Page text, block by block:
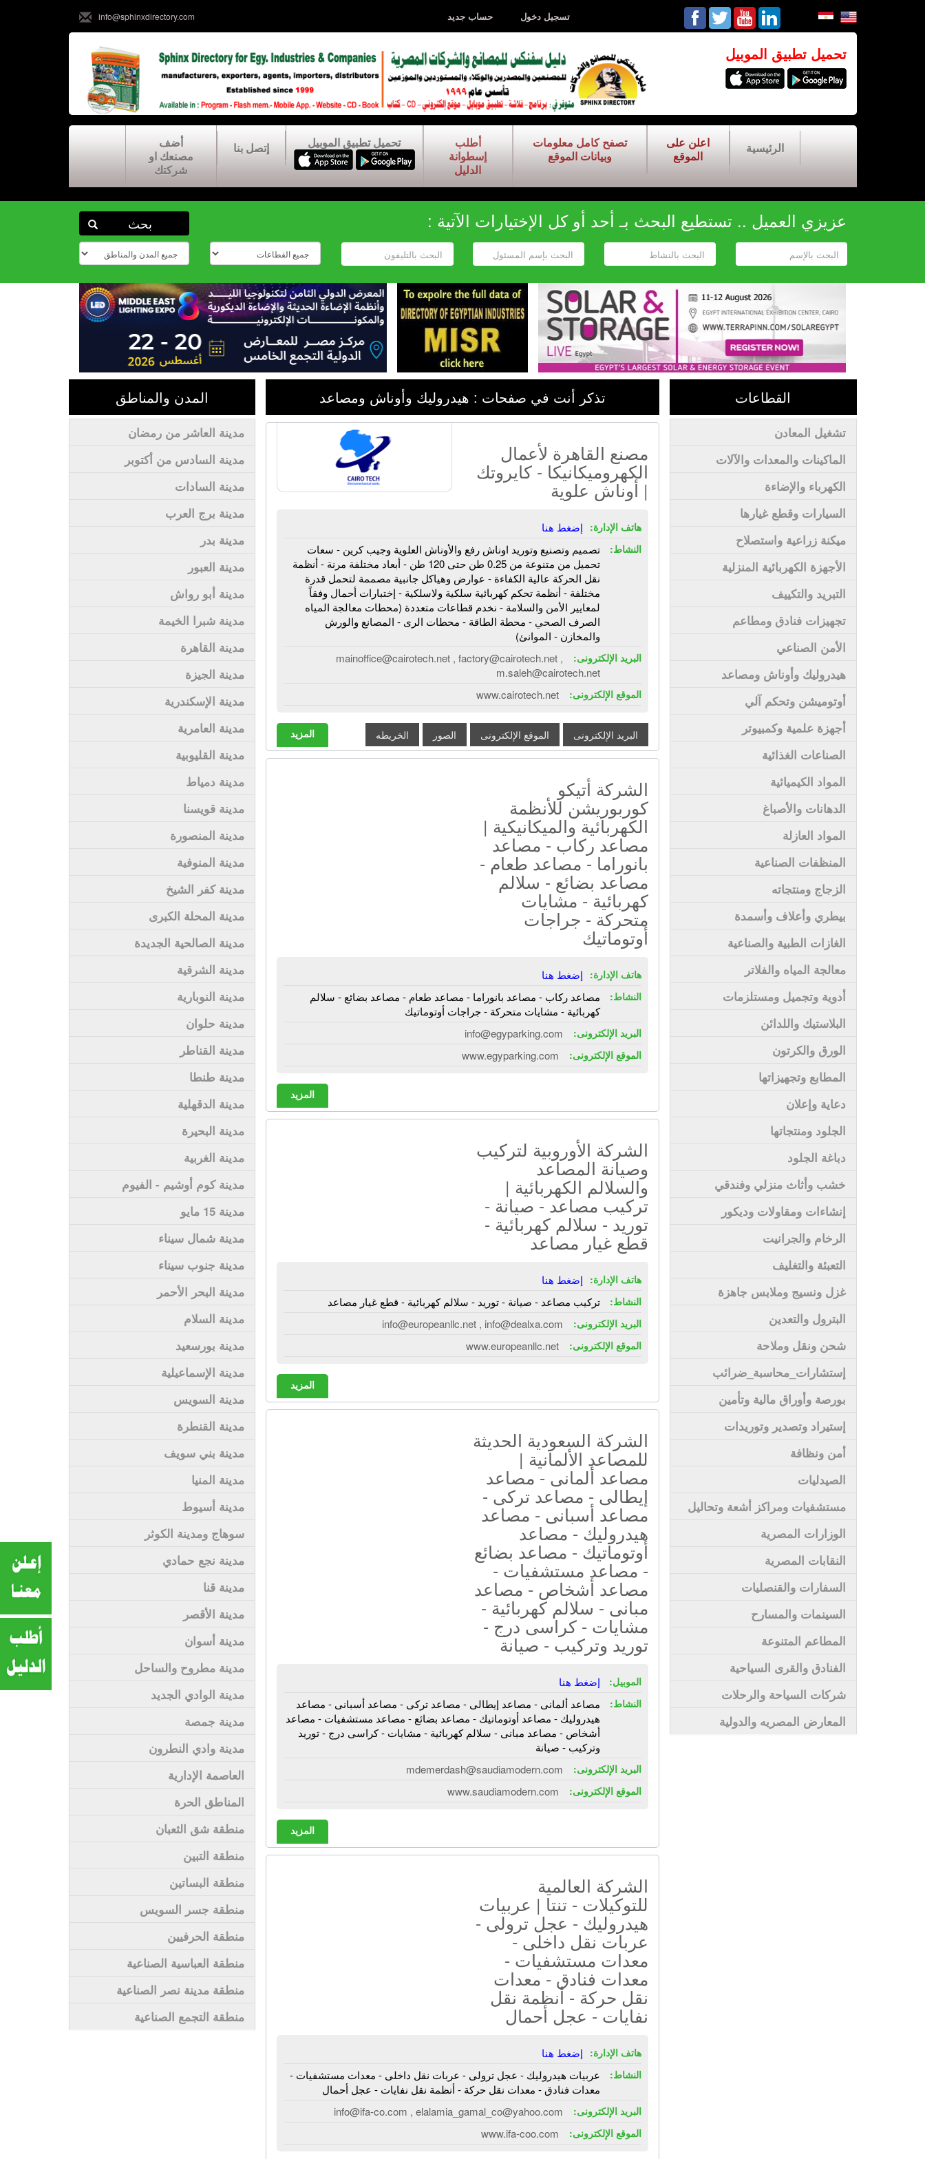
تسجيل دخول حساب جديد info@sphinxdirectory.com
تحميل تطبيق الموبيل
الرئيسية
اعلن على
الموقع
تصفح كامل معلومات
وبيانات الموقع
أطلب
إسطوانة
الدليل
تحميل تطبيق الموبيل إتصل بنا
أضف
مصنعك او
شركتك
عزيزي العميل .. تستطيع البحث بـ أحد أو كل الإختيارات الآتية :
القطاعات
تشغيل المعادن
الماكينات والمعدات والآلات
الكهرباء والإضاءة
السيارات وقطع غيارها
ميكنة زراعية واستصلاح
الأجهزة الكهربائية المنزلية
التبريد والتكييف
تجهيزات فنادق ومطاعم
الأمن الصناعي
هيدروليك وأوناش ومصاعد
أوتوميشن وتحكم آلي
أجهزة علمية وكمبيوتر
الصناعات الغذائية
المواد الكيميائية
الدهانات والأصباغ
المواد العازلة
المنظفات الصناعية
الزجاج ومنتجاته
بيطري وأعلاف وأسمدة
الغازات الطبية والصناعية
معالجة المياه والفلاتر
أدوية وتجميل ومستلزمات
البلاستيك واللدائن
الورق والكرتون
المطابع وتجهيزاتها
دعاية وإعلان
الجلود ومنتجاتها
دباغة الجلود
خشب وأثاث منزلي وفندقي
إنشاءات ومقاولات وديكور
الرخام والجرانيت
التعبئة والتغليف
غزل ونسيج وملابس جاهزة
البترول والتعدين
شحن ونقل وملاحة
إستشارات_محاسبة_ضرائب
بورصة وأوراق مالية وتأمين
إستيراد وتصدير وتوريدات
أمن ونظافة
الصيدليات
مستشفيات ومراكز أشعة وتحاليل
الوزارات المصرية
النقابات المصرية
السفارات والقنصليات
السينمات والمسارح
المطاعم المتنوعة
الفنادق والقرى السياحية
شركات السياحة والرحلات
المعارض المصريه والدولية
تذكر أنت في صفحات : هيدروليك وأوناش ومصاعد
مصنع القاهرة لأعمال
الكهروميكانيكا - كايروتك
| أوناش علوية
هاتف الإدارة: إضغط هنا
النشاط:
تصميم وتصنيع وتوريد اوناش رفع والأوناش العلوية وجيب كرين - سعات
تحميل من متنوعة من 0.25 طن حتى 120 طن - أبعاد مختلفة مرنة - أنظمة
نقل الحركة عالية الكفاءة - عوارض وهياكل جانبية مصممة لتحمل قدرة
مختلفة - أنظمة تحكم كهربائية سلكية ولاسلكية - إختبارات أحمال وفقاً
لمعايير الأمن والسلامة - نخدم قطاعات متعددة (محطات معالجة المياه
الصرف الصحي - محطة الطاقة - محطات الرى - المصانع والورش
والمخازن - الموانئ)
البريد الإلكترونى:
mainoffice@cairotech.net , factory@cairotech.net ,
m.saleh@cairotech.net
الموقع الإلكترونى: www.cairotech.net
المزيد البريد الإلكترونى الموقع الإلكترونى الصور الخريطه
الشركة أتيكو
كوربوريشن للأنظمة
الكهربائية والميكانيكية |
مصاعد ركاب - مصاعد
بانوراما - مصاعد طعام -
مصاعد بضائع - سلالم
كهربائية - مشايات
متحركة - جراجات
أوتوماتيك
هاتف الإدارة: إضغط هنا
النشاط:
مصاعد ركاب - مصاعد بانوراما - مصاعد طعام - مصاعد بضائع - سلالم
كهربائية - مشايات متحركة - جراجات أوتوماتيك
البريد الإلكترونى: info@egyparking.com
الموقع الإلكترونى: www.egyparking.com
المزيد
الشركة الأوروبية لتركيب
وصيانة المصاعد
والسلالم الكهربائية |
تركيب مصاعد - صيانة -
توريد - سلالم كهربائية -
قطع غيار مصاعد
هاتف الإدارة: إضغط هنا
النشاط: تركيب مصاعد - صيانة - توريد - سلالم كهربائية - قطع غيار مصاعد
البريد الإلكترونى: info@europeanllc.net , info@dealxa.com
الموقع الإلكترونى: www.europeanllc.net
المزيد
الشركة السعودية الحديثة
للمصاعد الألمانية |
مصاعد ألمانى - مصاعد
إيطالى - مصاعد تركى -
مصاعد أسبانى - مصاعد
هيدروليك - مصاعد
أوتوماتيك - مصاعد بضائع
- مصاعد مستشفيات -
مصاعد أشخاص - مصاعد
مبانى - سلالم كهربائية -
مشايات - كراسى درج -
توريد وتركيب - صيانة
الموبيل: إضغط هنا
النشاط:
مصاعد ألمانى - مصاعد إيطالى - مصاعد تركى - مصاعد أسبانى - مصاعد
هيدروليك - مصاعد أوتوماتيك - مصاعد بضائع - مصاعد مستشفيات - مصاعد
أشخاص - مصاعد مبانى - سلالم كهربائية - مشايات - كراسى درج - توريد
وتركيب - صيانة
البريد الإلكترونى: mdemerdash@saudiamodern.com
الموقع الإلكترونى: www.saudiamodern.com
المزيد
الشركة العالمية
للتوكيلات - تنتا | عربيات
هيدروليك - عجل ترولى -
عربات نقل داخلى -
معدات مستشفيات -
معدات فنادق - معدات
نقل حركة - أنظمة نقل
نفايات - عجل أحمال
هاتف الإدارة: إضغط هنا
النشاط:
عربيات هيدروليك - عجل ترولى - عربات نقل داخلى - معدات مستشفيات -
معدات فنادق - معدات نقل حركة - أنظمة نقل نفايات - عجل أحمال
البريد الإلكترونى: info@ifa-co.com , elalamia_gamal_co@yahoo.com
الموقع الإلكترونى: www.ifa-coo.com
المدن والمناطق
مدينة العاشر من رمضان
مدينة السادس من أكتوبر
مدينة السادات
مدينة برج العرب
مدينة بدر
مدينة العبور
مدينة أبو رواش
مدينة شبرا الخيمة
مدينة القاهرة
مدينة الجيزة
مدينة الإسكندرية
مدينة العامرية
مدينة القليوبية
مدينة دمياط
مدينة قويسنا
مدينة المنصورة
مدينة المنوفية
مدينة كفر الشيخ
مدينة المحلة الكبرى
مدينة الصالحية الجديدة
مدينة الشرقية
مدينة النوبارية
مدينة حلوان
مدينة القناطر
مدينة طنطا
مدينة الدقهلية
مدينة البحيرة
مدينة الغربية
مدينة كوم أوشيم - الفيوم
مدينة 15 مايو
مدينة شمال سيناء
مدينة جنوب سيناء
مدينة البحر الأحمر
مدينة السلام
مدينة بورسعيد
مدينة الإسماعيلية
مدينة السويس
مدينة القنطرة
مدينة بني سويف
مدينة المنيا
مدينة أسيوط
سوهاج ومدينة الكوثر
مدينة نجع حمادي
مدينة قنا
مدينة الأقصر
مدينة أسوان
مدينة مطروح والساحل
مدينة الوادي الجديد
مدينة جمصة
مدينة وادي النطرون
العاصمة الإدارية
المناطق الحرة
منطقة شق الثعبان
منطقة التبين
منطقة البساتين
منطقة جسر السويس
منطقة الحرفيين
منطقة العباسية الصناعية
منطقة مدينة نصر الصناعية
منطقة التجمع الصناعية